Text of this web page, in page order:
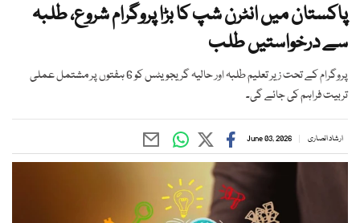
پاکستان میں انٹرن شپ کا بڑا پروگرام شروع، طلبہ
سے درخواستیں طلب
پروگرام کے تحت زیر تعلیم طلبہ اور حالیہ گریجویٹس کو 6 ہفتوں پر مشتمل عملی
تربیت فراہم کی جائے گی۔
ارشاد انصاری June 03, 2026